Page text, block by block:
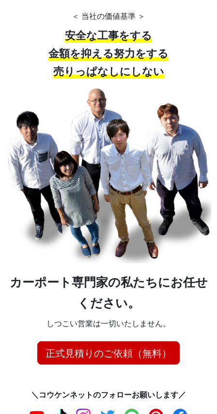
＜ 当社の価値基準 ＞
安全な工事をする
金額を抑える努力をする
売りっぱなしにしない
カーポート専門家の私たちにお任せ
ください。
しつこい営業は一切いたしません。
正式見積りのご依頼（無料）
＼コウケンネットのフォローお願いします／